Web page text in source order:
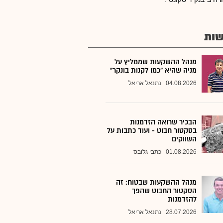
מנהל ההשקעות שממליץ על
מניה שהיא "כמו לקנות בונקר"
04.08.2026 נתנאל אריאל
הבכיר שרואה הזדמנות
בסקטור חבוט - ועוד כתבות על
השווקים
01.08.2026 כתבי גלובס
מנהל ההשקעות שבטוח: זה
הסקטור החבוט שהפך
להזדמנות
28.07.2026 נתנאל אריאל